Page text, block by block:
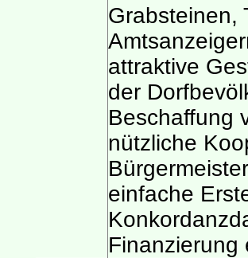
Grabsteinen,
attraktive
der
Beschaffung
nützliche
einfache
Finanzierung